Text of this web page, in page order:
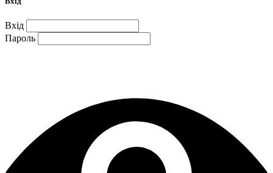
Вхід
Пароль